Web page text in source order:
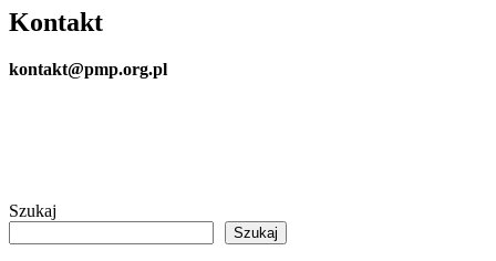
Kontakt
kontakt@pmp.org.pl
Szukaj
Szukaj